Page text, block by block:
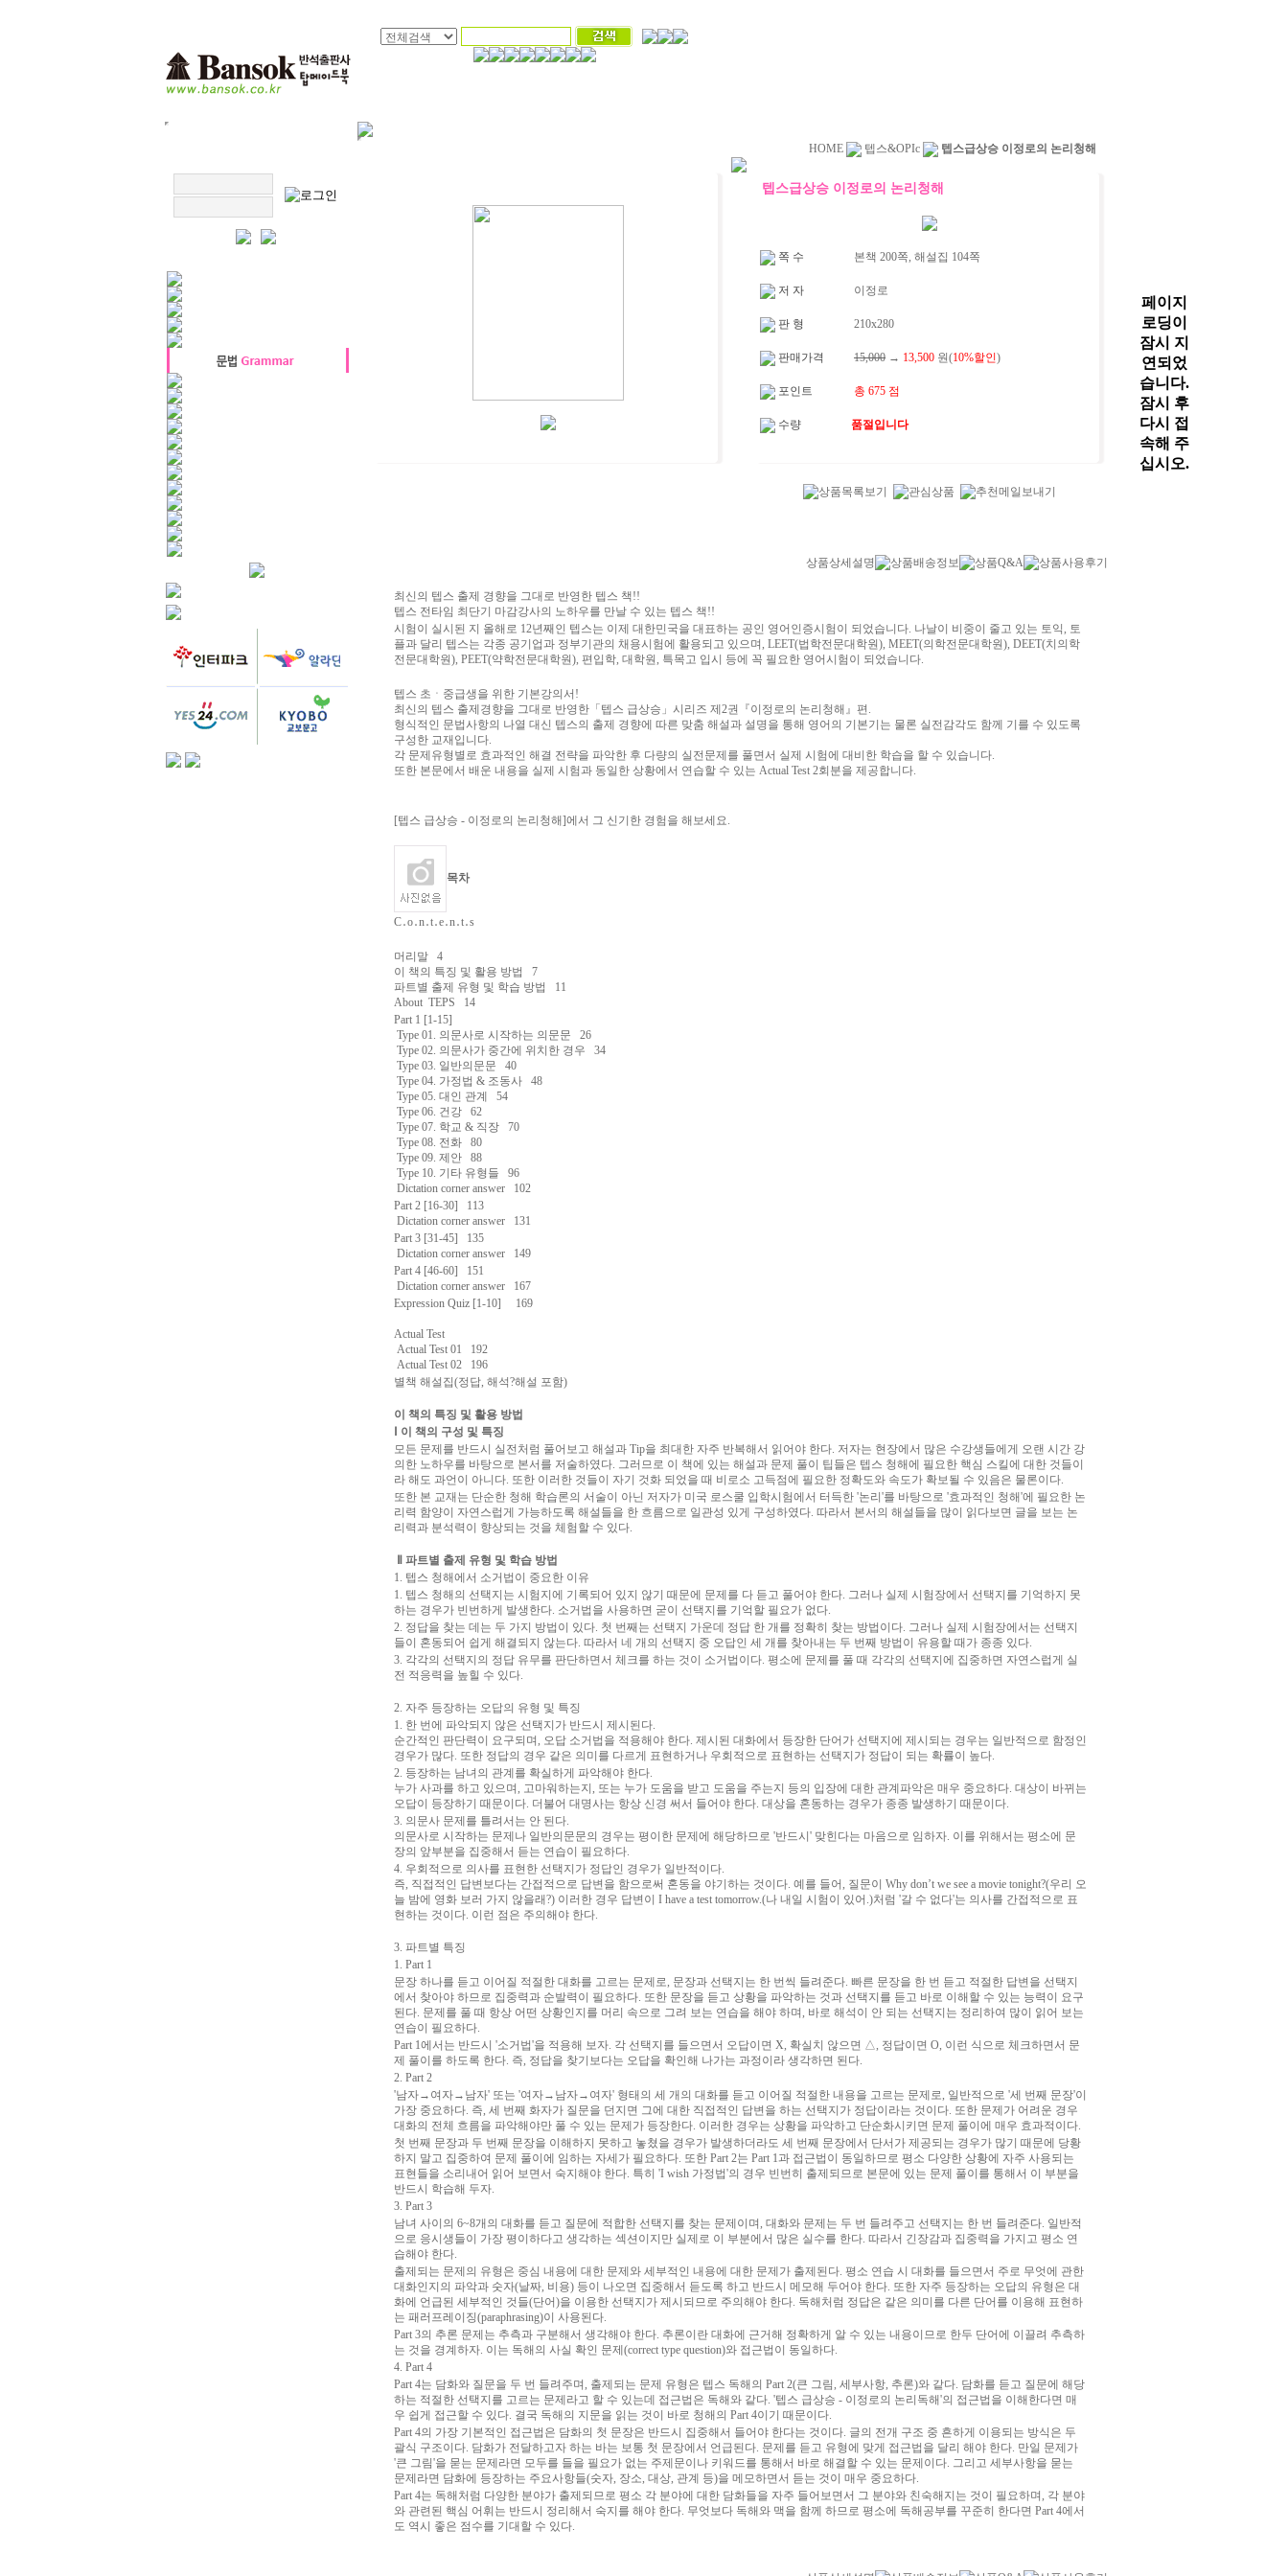
HOME 텝스&OPIc 텝스급상승 이정로의 논리청해
텝스급상승 이정로의 논리청해
쪽 수 본책 200쪽, 해설집 104쪽
저 자 이정로
판 형 210x280
판매가격 15,000 → 13,500 원(10%할인)
포인트 총 675 점
수량 품절입니다
상품상세설명 상품배송정보 상품Q&A 상품사용후기
최신의 텝스 출제 경향을 그대로 반영한 텝스 책!!
텝스 전타임 최단기 마감강사의 노하우를 만날 수 있는 텝스 책!!
시험이 실시된 지 올해로 12년째인 텝스는 이제 대한민국을 대표하는 공인 영어인증시험이 되었습니다. 나날이 비중이 줄고 있는 토익, 토
플과 달리 텝스는 각종 공기업과 정부기관의 채용시험에 활용되고 있으며, LEET(법학전문대학원), MEET(의학전문대학원), DEET(치의학
전문대학원), PEET(약학전문대학원), 편입학, 대학원, 특목고 입시 등에 꼭 필요한 영어시험이 되었습니다.
텝스 초ㆍ중급생을 위한 기본강의서!
최신의 텝스 출제경향을 그대로 반영한「텝스 급상승」시리즈 제2권『이정로의 논리청해』편.
형식적인 문법사항의 나열 대신 텝스의 출제 경향에 따른 맞춤 해설과 설명을 통해 영어의 기본기는 물론 실전감각도 함께 기를 수 있도록
구성한 교재입니다.
각 문제유형별로 효과적인 해결 전략을 파악한 후 다량의 실전문제를 풀면서 실제 시험에 대비한 학습을 할 수 있습니다.
또한 본문에서 배운 내용을 실제 시험과 동일한 상황에서 연습할 수 있는 Actual Test 2회분을 제공합니다.
[텝스 급상승 - 이정로의 논리청해]에서 그 신기한 경험을 해보세요.
목차
C․o․n․t․e․n․t․s
머리말 4
이 책의 특징 및 활용 방법 7
파트별 출제 유형 및 학습 방법 11
About TEPS 14
Part 1 [1-15]
Type 01. 의문사로 시작하는 의문문 26
Type 02. 의문사가 중간에 위치한 경우 34
Type 03. 일반의문문 40
Type 04. 가정법 & 조동사 48
Type 05. 대인 관계 54
Type 06. 건강 62
Type 07. 학교 & 직장 70
Type 08. 전화 80
Type 09. 제안 88
Type 10. 기타 유형들 96
Dictation corner answer 102
Part 2 [16-30] 113
Dictation corner answer 131
Part 3 [31-45] 135
Dictation corner answer 149
Part 4 [46-60] 151
Dictation corner answer 167
Expression Quiz [1-10] 169
Actual Test
Actual Test 01 192
Actual Test 02 196
별책 해설집(정답, 해석?해설 포함)
이 책의 특징 및 활용 방법
Ⅰ 이 책의 구성 및 특징
모든 문제를 반드시 실전처럼 풀어보고 해설과 Tip을 최대한 자주 반복해서 읽어야 한다. 저자는 현장에서 많은 수강생들에게 오랜 시간 강
의한 노하우를 바탕으로 본서를 저술하였다. 그러므로 이 책에 있는 해설과 문제 풀이 팁들은 텝스 청해에 필요한 핵심 스킬에 대한 것들이
라 해도 과언이 아니다. 또한 이러한 것들이 자기 것화 되었을 때 비로소 고득점에 필요한 정확도와 속도가 확보될 수 있음은 물론이다.
또한 본 교재는 단순한 청해 학습론의 서술이 아닌 저자가 미국 로스쿨 입학시험에서 터득한 '논리'를 바탕으로 '효과적인 청해'에 필요한 논
리력 함양이 자연스럽게 가능하도록 해설들을 한 흐름으로 일관성 있게 구성하였다. 따라서 본서의 해설들을 많이 읽다보면 글을 보는 논
리력과 분석력이 향상되는 것을 체험할 수 있다.
Ⅱ 파트별 출제 유형 및 학습 방법
1. 텝스 청해에서 소거법이 중요한 이유
1. 텝스 청해의 선택지는 시험지에 기록되어 있지 않기 때문에 문제를 다 듣고 풀어야 한다. 그러나 실제 시험장에서 선택지를 기억하지 못
하는 경우가 빈번하게 발생한다. 소거법을 사용하면 굳이 선택지를 기억할 필요가 없다.
2. 정답을 찾는 데는 두 가지 방법이 있다. 첫 번째는 선택지 가운데 정답 한 개를 정확히 찾는 방법이다. 그러나 실제 시험장에서는 선택지
들이 혼동되어 쉽게 해결되지 않는다. 따라서 네 개의 선택지 중 오답인 세 개를 찾아내는 두 번째 방법이 유용할 때가 종종 있다.
3. 각각의 선택지의 정답 유무를 판단하면서 체크를 하는 것이 소거법이다. 평소에 문제를 풀 때 각각의 선택지에 집중하면 자연스럽게 실
전 적응력을 높힐 수 있다.
2. 자주 등장하는 오답의 유형 및 특징
1. 한 번에 파악되지 않은 선택지가 반드시 제시된다.
순간적인 판단력이 요구되며, 오답 소거법을 적용해야 한다. 제시된 대화에서 등장한 단어가 선택지에 제시되는 경우는 일반적으로 함정인
경우가 많다. 또한 정답의 경우 같은 의미를 다르게 표현하거나 우회적으로 표현하는 선택지가 정답이 되는 확률이 높다.
2. 등장하는 남녀의 관계를 확실하게 파악해야 한다.
누가 사과를 하고 있으며, 고마워하는지, 또는 누가 도움을 받고 도움을 주는지 등의 입장에 대한 관계파악은 매우 중요하다. 대상이 바뀌는
오답이 등장하기 때문이다. 더불어 대명사는 항상 신경 써서 들어야 한다. 대상을 혼동하는 경우가 종종 발생하기 때문이다.
3. 의문사 문제를 틀려서는 안 된다.
의문사로 시작하는 문제나 일반의문문의 경우는 평이한 문제에 해당하므로 '반드시' 맞힌다는 마음으로 임하자. 이를 위해서는 평소에 문
장의 앞부분을 집중해서 듣는 연습이 필요하다.
4. 우회적으로 의사를 표현한 선택지가 정답인 경우가 일반적이다.
즉, 직접적인 답변보다는 간접적으로 답변을 함으로써 혼동을 야기하는 것이다. 예를 들어, 질문이 Why don’t we see a movie tonight?(우리 오
늘 밤에 영화 보러 가지 않을래?) 이러한 경우 답변이 I have a test tomorrow.(나 내일 시험이 있어.)처럼 '갈 수 없다'는 의사를 간접적으로 표
현하는 것이다. 이런 점은 주의해야 한다.
3. 파트별 특징
1. Part 1
문장 하나를 듣고 이어질 적절한 대화를 고르는 문제로, 문장과 선택지는 한 번씩 들려준다. 빠른 문장을 한 번 듣고 적절한 답변을 선택지
에서 찾아야 하므로 집중력과 순발력이 필요하다. 또한 문장을 듣고 상황을 파악하는 것과 선택지를 듣고 바로 이해할 수 있는 능력이 요구
된다. 문제를 풀 때 항상 어떤 상황인지를 머리 속으로 그려 보는 연습을 해야 하며, 바로 해석이 안 되는 선택지는 정리하여 많이 읽어 보는
연습이 필요하다.
Part 1에서는 반드시 '소거법'을 적용해 보자. 각 선택지를 들으면서 오답이면 X, 확실치 않으면 △, 정답이면 O, 이런 식으로 체크하면서 문
제 풀이를 하도록 한다. 즉, 정답을 찾기보다는 오답을 확인해 나가는 과정이라 생각하면 된다.
2. Part 2
'남자→여자→남자' 또는 '여자→남자→여자' 형태의 세 개의 대화를 듣고 이어질 적절한 내용을 고르는 문제로, 일반적으로 '세 번째 문장'이
가장 중요하다. 즉, 세 번째 화자가 질문을 던지면 그에 대한 직접적인 답변을 하는 선택지가 정답이라는 것이다. 또한 문제가 어려운 경우
대화의 전체 흐름을 파악해야만 풀 수 있는 문제가 등장한다. 이러한 경우는 상황을 파악하고 단순화시키면 문제 풀이에 매우 효과적이다.
첫 번째 문장과 두 번째 문장을 이해하지 못하고 놓쳤을 경우가 발생하더라도 세 번째 문장에서 단서가 제공되는 경우가 많기 때문에 당황
하지 말고 집중하여 문제 풀이에 임하는 자세가 필요하다. 또한 Part 2는 Part 1과 접근법이 동일하므로 평소 다양한 상황에 자주 사용되는
표현들을 소리내어 읽어 보면서 숙지해야 한다. 특히 'I wish 가정법'의 경우 빈번히 출제되므로 본문에 있는 문제 풀이를 통해서 이 부분을
반드시 학습해 두자.
3. Part 3
남녀 사이의 6~8개의 대화를 듣고 질문에 적합한 선택지를 찾는 문제이며, 대화와 문제는 두 번 들려주고 선택지는 한 번 들려준다. 일반적
으로 응시생들이 가장 평이하다고 생각하는 섹션이지만 실제로 이 부분에서 많은 실수를 한다. 따라서 긴장감과 집중력을 가지고 평소 연
습해야 한다.
출제되는 문제의 유형은 중심 내용에 대한 문제와 세부적인 내용에 대한 문제가 출제된다. 평소 연습 시 대화를 들으면서 주로 무엇에 관한
대화인지의 파악과 숫자(날짜, 비용) 등이 나오면 집중해서 듣도록 하고 반드시 메모해 두어야 한다. 또한 자주 등장하는 오답의 유형은 대
화에 언급된 세부적인 것들(단어)을 이용한 선택지가 제시되므로 주의해야 한다. 독해처럼 정답은 같은 의미를 다른 단어를 이용해 표현하
는 패러프레이징(paraphrasing)이 사용된다.
Part 3의 추론 문제는 추측과 구분해서 생각해야 한다. 추론이란 대화에 근거해 정확하게 알 수 있는 내용이므로 한두 단어에 이끌려 추측하
는 것을 경계하자. 이는 독해의 사실 확인 문제(correct type question)와 접근법이 동일하다.
4. Part 4
Part 4는 담화와 질문을 두 번 들려주며, 출제되는 문제 유형은 텝스 독해의 Part 2(큰 그림, 세부사항, 추론)와 같다. 담화를 듣고 질문에 해당
하는 적절한 선택지를 고르는 문제라고 할 수 있는데 접근법은 독해와 같다. '텝스 급상승 - 이정로의 논리독해'의 접근법을 이해한다면 매
우 쉽게 접근할 수 있다. 결국 독해의 지문을 읽는 것이 바로 청해의 Part 4이기 때문이다.
Part 4의 가장 기본적인 접근법은 담화의 첫 문장은 반드시 집중해서 들어야 한다는 것이다. 글의 전개 구조 중 흔하게 이용되는 방식은 두
괄식 구조이다. 담화가 전달하고자 하는 바는 보통 첫 문장에서 언급된다. 문제를 듣고 유형에 맞게 접근법을 달리 해야 한다. 만일 문제가
'큰 그림'을 묻는 문제라면 모두를 들을 필요가 없는 주제문이나 키워드를 통해서 바로 해결할 수 있는 문제이다. 그리고 세부사항을 묻는
문제라면 담화에 등장하는 주요사항들(숫자, 장소, 대상, 관계 등)을 메모하면서 듣는 것이 매우 중요하다.
Part 4는 독해처럼 다양한 분야가 출제되므로 평소 각 분야에 대한 담화들을 자주 들어보면서 그 분야와 친숙해지는 것이 필요하며, 각 분야
와 관련된 핵심 어휘는 반드시 정리해서 숙지를 해야 한다. 무엇보다 독해와 맥을 함께 하므로 평소에 독해공부를 꾸준히 한다면 Part 4에서
도 역시 좋은 점수를 기대할 수 있다.